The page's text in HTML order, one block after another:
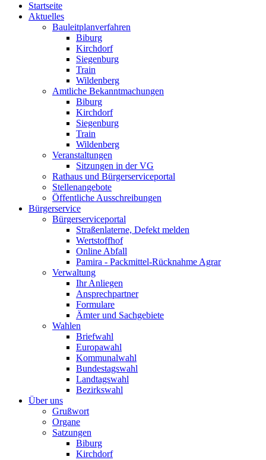
Startseite
Aktuelles
Bauleitplanverfahren
Biburg
Kirchdorf
Siegenburg
Train
Wildenberg
Amtliche Bekanntmachungen
Biburg
Kirchdorf
Siegenburg
Train
Wildenberg
Veranstaltungen
Sitzungen in der VG
Rathaus und Bürgerserviceportal
Stellenangebote
Öffentliche Ausschreibungen
Bürgerservice
Bürgerserviceportal
Straßenlaterne, Defekt melden
Wertstoffhof
Online Abfall
Pamira - Packmittel-Rücknahme Agrar
Verwaltung
Ihr Anliegen
Ansprechpartner
Formulare
Ämter und Sachgebiete
Wahlen
Briefwahl
Europawahl
Kommunalwahl
Bundestagswahl
Landtagswahl
Bezirkswahl
Über uns
Grußwort
Organe
Satzungen
Biburg
Kirchdorf